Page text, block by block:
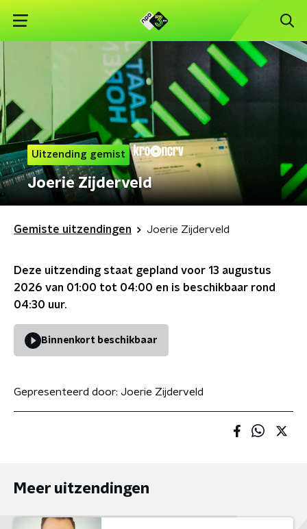
Uitzending gemist
Joerie Zijderveld
Gemiste uitzendingen Joerie Zijderveld
Deze uitzending staat gepland voor 13 augustus
2026 van 01:00 tot 04:00 en is beschikbaar rond
04:30 uur.
Binnenkort beschikbaar
Gepresenteerd door: Joerie Zijderveld
Meer uitzendingen